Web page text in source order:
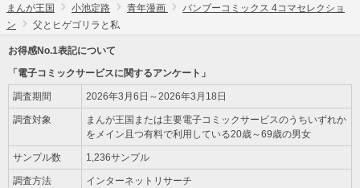
まんが王国 小池定路 青年漫画
バンブーコミックス 4コマセレクショ
ン
父とヒゲゴリラと私
お得感No.1表記について
「電子コミックサービスに関するアンケート」
調査期間 2026年3月6日～2026年3月18日
調査対象
まんが王国または主要電子コミックサービスのうちいずれか
をメイン且つ有料で利用している20歳～69歳の男女
サンプル数 1,236サンプル
調査方法 インターネットリサーチ